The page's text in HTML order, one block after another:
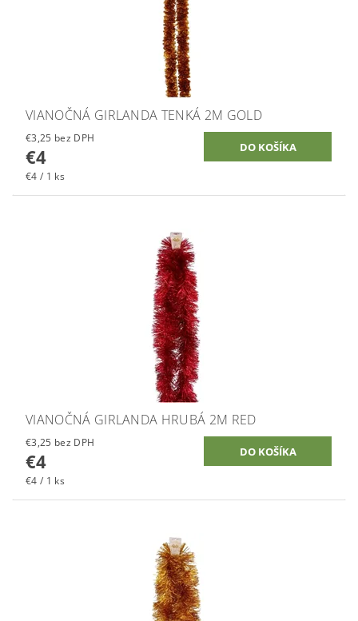
VIANOČNÁ GIRLANDA TENKÁ 2M GOLD
€3,25 bez DPH
€4
€4 / 1 ks
VIANOČNÁ GIRLANDA HRUBÁ 2M RED
€3,25 bez DPH
€4
€4 / 1 ks